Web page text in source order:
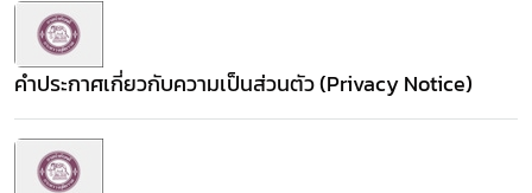
คำประกาศเกี่ยวกับความเป็นส่วนตัว (Privacy Notice)